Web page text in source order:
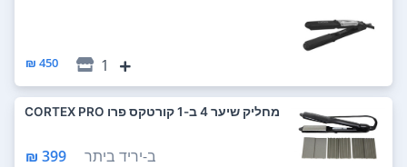
1
450 ₪
מחליק שיער 4 ב-1 קורטקס פרו CORTEX PRO
ב-יריד ביתר 399 ₪